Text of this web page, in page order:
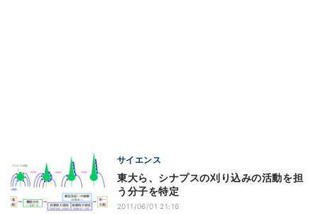
サイエンス
東大ら、シナプスの刈り込みの活動を担
う分子を特定
2011/06/01 21:16